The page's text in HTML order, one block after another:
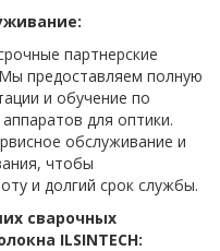
партнерские
предоставляем полную
и обучение по
для оптики.
обслуживание и
чтобы
и долгий срок службы.
сварочных
ILSINTECH: